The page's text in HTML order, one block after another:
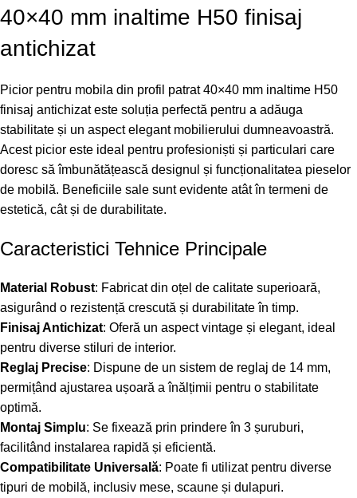
40×40 mm inaltime H50 finisaj
antichizat
Picior pentru mobila din profil patrat 40×40 mm inaltime H50
finisaj antichizat este soluția perfectă pentru a adăuga
stabilitate și un aspect elegant mobilierului dumneavoastră.
Acest picior este ideal pentru profesioniști și particulari care
doresc să îmbunătățească designul și funcționalitatea pieselor
de mobilă. Beneficiile sale sunt evidente atât în termeni de
estetică, cât și de durabilitate.
Caracteristici Tehnice Principale
Material Robust: Fabricat din oțel de calitate superioară,
asigurând o rezistență crescută și durabilitate în timp.
Finisaj Antichizat: Oferă un aspect vintage și elegant, ideal
pentru diverse stiluri de interior.
Reglaj Precise: Dispune de un sistem de reglaj de 14 mm,
permițând ajustarea ușoară a înălțimii pentru o stabilitate
optimă.
Montaj Simplu: Se fixează prin prindere în 3 șuruburi,
facilitând instalarea rapidă și eficientă.
Compatibilitate Universală: Poate fi utilizat pentru diverse
tipuri de mobilă, inclusiv mese, scaune și dulapuri.